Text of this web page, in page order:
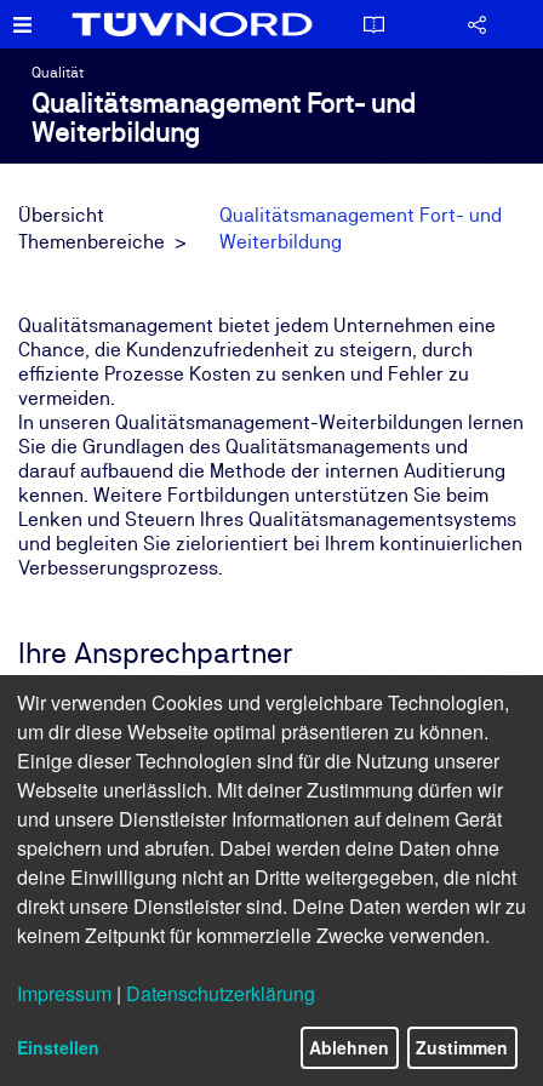
Qualität
Qualitätsmanagement Fort- und
Weiterbildung
Übersicht
Themenbereiche
Qualitätsmanagement Fort- und
Weiterbildung
Qualitätsmanagement bietet jedem Unternehmen eine
Chance, die Kundenzufriedenheit zu steigern, durch
effiziente Prozesse Kosten zu senken und Fehler zu
vermeiden.
In unseren Qualitätsmanagement-Weiterbildungen lernen
Sie die Grundlagen des Qualitätsmanagements und
darauf aufbauend die Methode der internen Auditierung
kennen. Weitere Fortbildungen unterstützen Sie beim
Lenken und Steuern Ihres Qualitätsmanagementsystems
und begleiten Sie zielorientiert bei Ihrem kontinuierlichen
Verbesserungsprozess.
Ihre Ansprechpartner
Mein Name istSilke Liehr
Als Produktmanagerin helfe ich Ihnen gerne persönlich
weiter
Anmeldung und Termine: 0800 8888 020
sliehr@tuev-nord.de
Wir verwenden Cookies und vergleichbare Technologien,
um dir diese Webseite optimal präsentieren zu können.
Einige dieser Technologien sind für die Nutzung unserer
Webseite unerlässlich. Mit deiner Zustimmung dürfen wir
und unsere Dienstleister Informationen auf deinem Gerät
speichern und abrufen. Dabei werden deine Daten ohne
deine Einwilligung nicht an Dritte weitergegeben, die nicht
direkt unsere Dienstleister sind. Deine Daten werden wir zu
keinem Zeitpunkt für kommerzielle Zwecke verwenden.
Impressum | Datenschutzerklärung
Einstellen Ablehnen Zustimmen